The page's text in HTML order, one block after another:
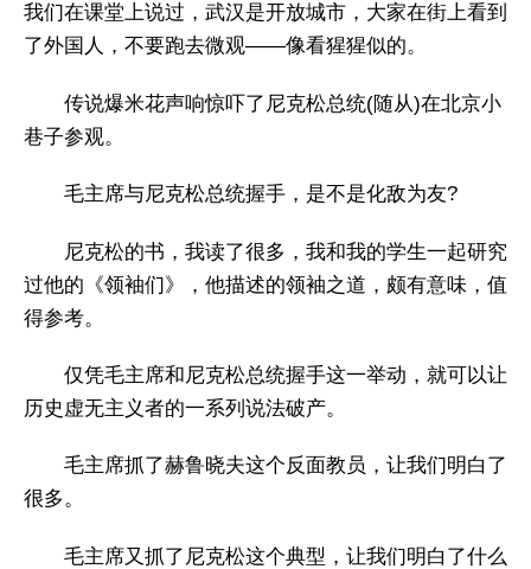
我们在课堂上说过，武汉是开放城市，大家在街上看到
了外国人，不要跑去微观——像看猩猩似的。
传说爆米花声响惊吓了尼克松总统(随从)在北京小
巷子参观。
毛主席与尼克松总统握手，是不是化敌为友?
尼克松的书，我读了很多，我和我的学生一起研究
过他的《领袖们》，他描述的领袖之道，颇有意味，值
得参考。
仅凭毛主席和尼克松总统握手这一举动，就可以让
历史虚无主义者的一系列说法破产。
毛主席抓了赫鲁晓夫这个反面教员，让我们明白了
很多。
毛主席又抓了尼克松这个典型，让我们明白了什么